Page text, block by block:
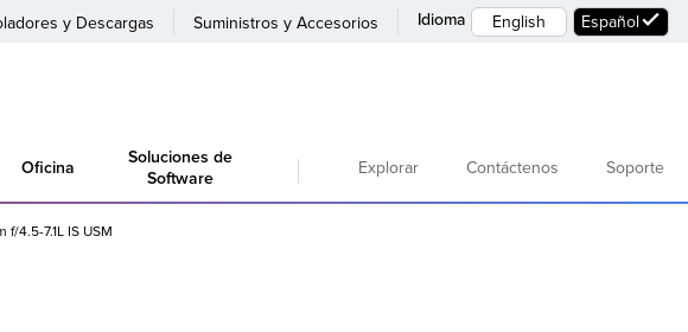
y Descargas Suministros y Accesorios Idioma English Español
Oficina
Soluciones de
Software
Explorar Contáctenos Soporte
4.5-7.1L IS USM